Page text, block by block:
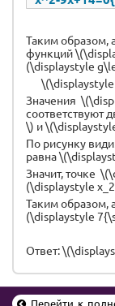
Таким образом,
функций
(\displaystyle
Значения
соответствуют
\) и
По рисунку
равна
Значит, точке
(\displaystyle
Таким образом,
(\displaystyle
Ответ:
Перейти к